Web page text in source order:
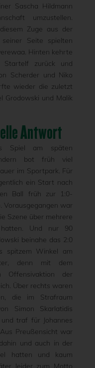
Sascha Hildmann
umzustellen.
Zuge aus der
Seite spielten
Hinten kehrte
zurück und
Scherder und Niko
wieder die zuletzt
Grodowski und Malik
Antwort
Spiel am späten
bot früh viel
im Sportpark. Für
ein Start nach
Ball früh zur 1:0-
Vorausgegangen war
Szene über mehrere
Und nur 90
beinahe das 2:0
spitzem Winkel am
denn mit dem
Offensivaktion der
Über rechts waren
die im Strafraum
Simon Skarlatidis
traf für Johannes
Preußensicht war
und auch in der
hatten und kaum
leider zum Motto